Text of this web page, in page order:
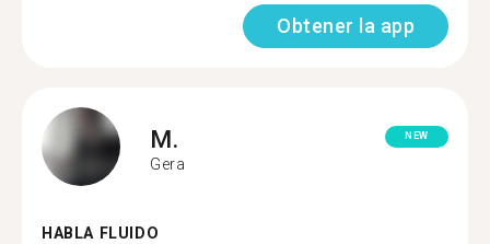
Obtener la app
M.
Gera
NEW
HABLA FLUIDO